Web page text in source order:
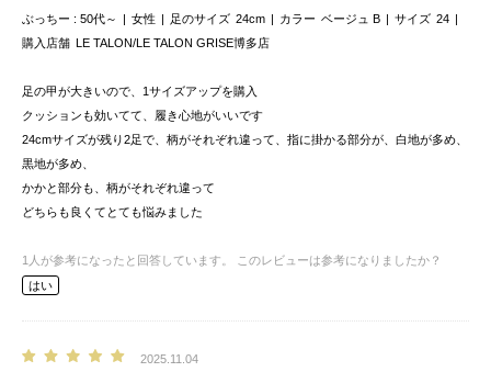
ぶっちー 50代～ 女性 足のサイズ 24cm カラー ベージュ B サイズ 24
購入店舗 LE TALON/LE TALON GRISE博多店
足の甲が大きいので、1サイズアップを購入
クッションも効いてて、履き心地がいいです
24cmサイズが残り2足で、柄がそれぞれ違って、指に掛かる部分が、白地が多め、
黒地が多め、
かかと部分も、柄がそれぞれ違って
どちらも良くてとても悩みました
1 人が参考になったと回答しています。
このレビューは参考になりましたか？
はい
2025.11.04